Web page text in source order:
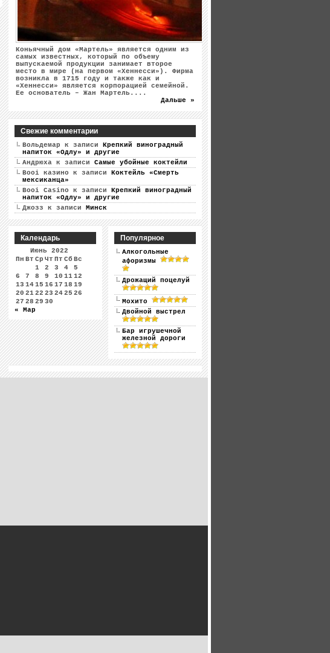
Коньячный дом «Мартель» является одним из
самых известных, который по объему
выпускаемой продукции занимает второе
место в мире (на первом «Хеннесси»). Фирма
возникла в 1715 году и также как и
«Хеннесси» является корпорацией семейной.
Ее основатель – Жан Мартель....
Дальше »
Свежие комментарии
Вольдемар к записи Крепкий виноградный
напиток «Одлу» и другие
Андрюха к записи Самые убойные коктейли
Booi казино к записи Коктейль «Смерть
мексиканца»
Booi Casino к записи Крепкий виноградный
напиток «Одлу» и другие
Джозз к записи Минск
Календарь
Июнь 2022
Пн Вт Ср Чт Пт Сб Вс
1
2 3 4
5
6
7 8 9 10 1112
13 1415 16 17 18 19
20 2122 23 2425 26
27 28 29 30
« Мар
Популярное
Алкогольные
афоризмы
Дрожащий поцелуй
Мохито
Двойной выстрел
Бар игрушечной
железной дороги